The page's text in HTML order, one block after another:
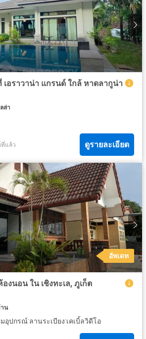
อราวาน่า แกรนด์ ใกล้ หาดลากูน่า
ล่า
ที่แล้ว ดูรายละเอียด
อัพเดท
งนอน ใน เชิงทะเล, ภูเก็ต
น
มอุปกรณ์·ลานระเบียง·เคเบิ้ลวิดีโอ